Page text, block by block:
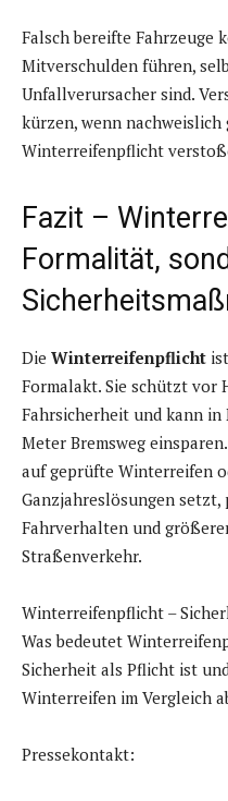
Falsch bereifte Fahrzeuge
Mitverschulden führen,
Unfallverursacher sind.
kürzen, wenn nachweislich
Winterreifenpflicht
Fazit –
Formalität,
Die Winterreifenpflicht
Formalakt. Sie schützt vor
Fahrsicherheit und kann
Meter Bremsweg
auf geprüfte Winterreifen
Ganzjahreslösungen
Fahrverhalten und
Straßenverkehr.
Winterreifenpflicht –
Was bedeutet
Sicherheit als Pflicht ist
Winterreifen im Vergleich
Pressekontakt: